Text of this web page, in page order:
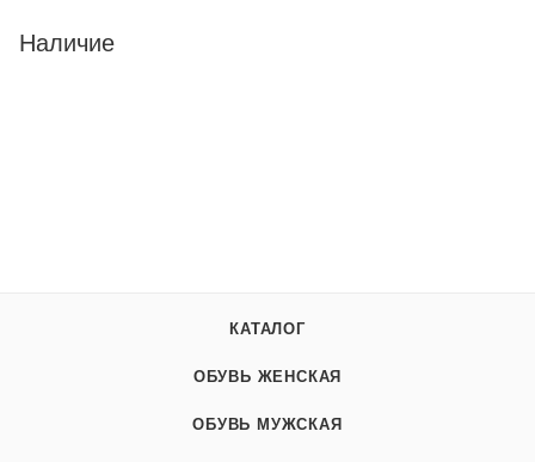
Наличие
КАТАЛОГ
ОБУВЬ ЖЕНСКАЯ
ОБУВЬ МУЖСКАЯ